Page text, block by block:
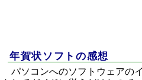
年賀状ソフトの感想
パソコンへのソフトウェアの